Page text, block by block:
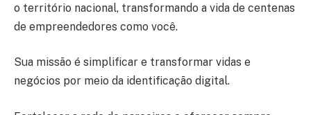
o território nacional, transformando a vida de centenas
de empreendedores como você.
Sua missão é simplificar e transformar vidas e
negócios por meio da identificação digital.